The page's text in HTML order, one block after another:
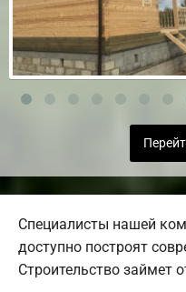
Специалисты нашей
доступно построят
Строительство займет